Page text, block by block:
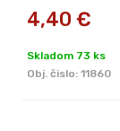
4,40 €
Skladom 73 ks
Obj. čislo: 11860